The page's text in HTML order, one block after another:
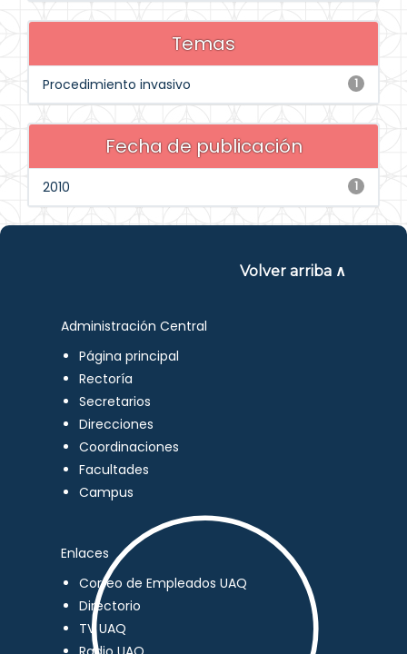
Temas
1
Procedimiento invasivo
Fecha de publicación
1
2010
Volver arriba ∧
Administración Central
Página principal
Rectoría
Secretarios
Direcciones
Coordinaciones
Facultades
Campus
Enlaces
Correo de Empleados UAQ
Directorio
TV UAQ